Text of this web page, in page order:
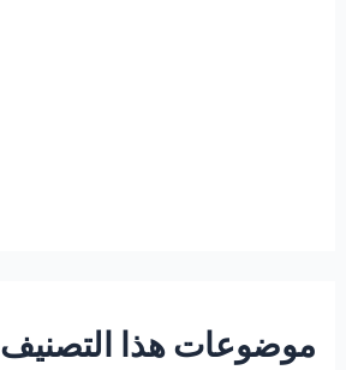
موضوعات هذا التصنيف